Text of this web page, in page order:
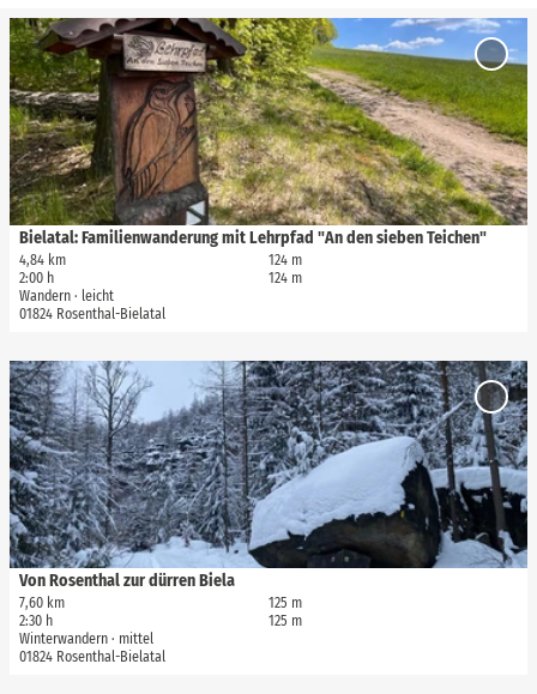
D
e
t
a
i
l
s
e
i
i
e
l
a
t
a
l
:
F
m
Madlen Rogge, Tourismusverband Sächsische Schweiz | CC-BY-SA
mit
den
Bielatal: Familienwanderung mit Lehrpfad "An den sieben Teichen"
4,84 km
124 m
2:00 h
124 m
Wandern · leicht
01824 Rosenthal-Bielatal
D
e
t
a
i
l
s
e
i © Nicole Hesse, Tourismusverband Sächsische Schweiz
'Von
zur
Biela'
Von Rosenthal zur dürren Biela
7,60 km
125 m
2:30 h
125 m
Winterwandern · mittel
01824 Rosenthal-Bielatal